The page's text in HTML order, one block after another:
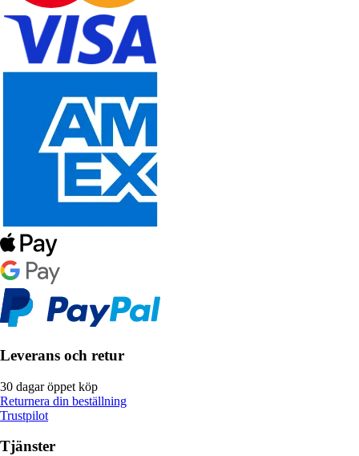
Leverans och retur
30 dagar öppet köp
Returnera din beställning
Trustpilot
Tjänster